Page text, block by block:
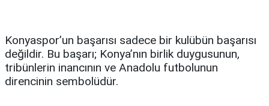
Konyaspor’un başarısı sadece bir kulübün başarısı
değildir. Bu başarı; Konya’nın birlik duygusunun,
tribünlerin inancının ve Anadolu futbolunun
direncinin sembolüdür.